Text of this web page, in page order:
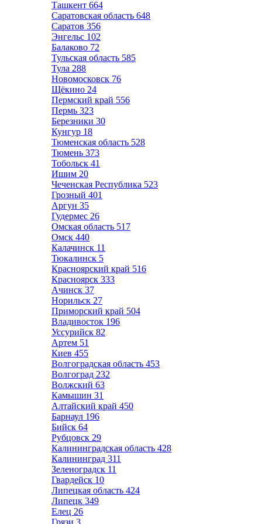
Ташкент 664
Саратовская область 648
Саратов 356
Энгельс 102
Балаково 72
Тульская область 585
Тула 288
Новомосковск 76
Щёкино 24
Пермский край 556
Пермь 323
Березники 30
Кунгур 18
Тюменская область 528
Тюмень 373
Тобольск 41
Ишим 20
Чеченская Республика 523
Грозный 401
Аргун 35
Гудермес 26
Омская область 517
Омск 440
Калачинск 11
Тюкалинск 5
Красноярский край 516
Красноярск 333
Ачинск 37
Норильск 27
Приморский край 504
Владивосток 196
Уссурийск 82
Артем 51
Киев 455
Волгоградская область 453
Волгоград 232
Волжский 63
Камышин 31
Алтайский край 450
Барнаул 196
Бийск 64
Рубцовск 29
Калининградская область 428
Калининград 311
Зеленоградск 11
Гвардейск 10
Липецкая область 424
Липецк 349
Елец 26
Грязи 3